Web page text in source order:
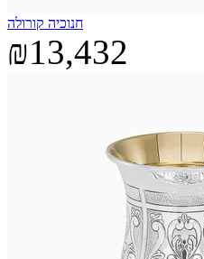
חנוכיה קורולה
₪13,432